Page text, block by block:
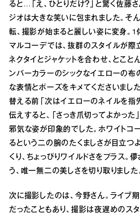
ると…「え、ひとりだけ？」と驚く佐藤
ジオは大きな笑いに包まれました。そ
転、撮影が始まると麗しい姿に変身。1
マルコーデでは、抜群のスタイルが際
ネクタイとジャケットを合わせ、とこと
ンバーカラーのシックなイエローの布
な表情とポーズをキメてくださいまし
替える前「次はイエローのネイルを指
伝えすると、「さっき爪切ってよかった
邪気な姿が印象的でした。ホワイトコ
るという二の腕のたくましさが目立つ
くり、ちょっぴりワイルドさをプラス。
う、唯一無二の美しさを切り取りました
次に撮影したのは、今野さん。ライブ
だったこともあり、撮影は夜遅めのス